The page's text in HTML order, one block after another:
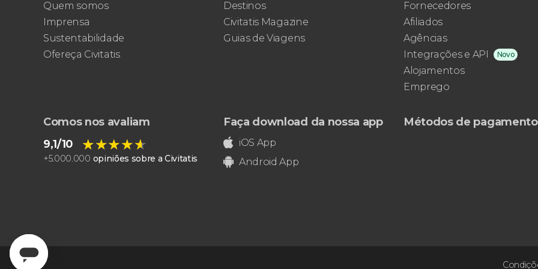
Sistina e a Basílica de São Pedro
Quem somos
Imprensa
Sustentabilidade
Ofereça Civitatis
Destinos
Civitatis Magazine
Guias de Viagens
Fornecedores
Afiliados
Agências
Integrações e API
Novo
Alojamentos
Emprego
Comos nos avaliam
9,1/10
★★★★★
★★★★★
+5.000.000 opiniões sobre a Civitatis
Faça download da nossa app
iOS App
Android App
Métodos de pagamento